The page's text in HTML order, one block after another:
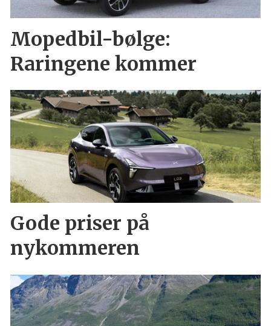
Mopedbil-bølge:
Raringene kommer
Gode priser på
nykommeren